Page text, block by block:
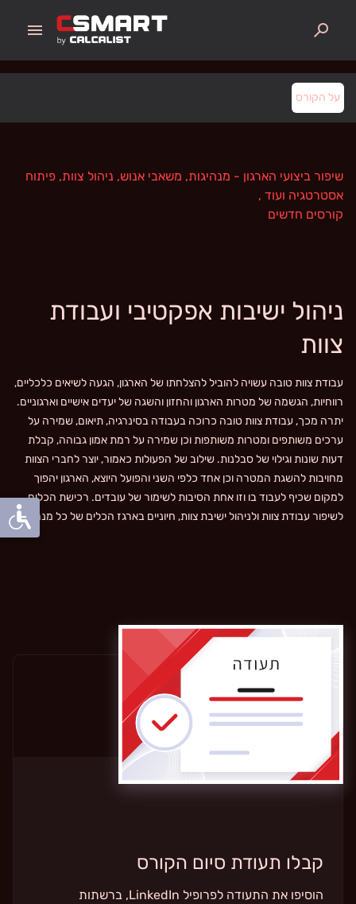
menu search
על הקורס
שיפור ביצועי הארגון - מנהיגות, משאבי אנוש, ניהול צוות, פיתוח
אסטרטגיה ועוד ,
קורסים חדשים
ניהול ישיבות אפקטיבי ועבודת
צוות
עבודת צוות טובה עשויה להוביל להצלחתו של הארגון, הגעה לשיאים כלכליים,
רווחיות, הגשמה של מטרות הארגון והחזון והשגה של יעדים אישיים וארגוניים.
יתרה מכך, עבודת צוות טובה כרוכה בעבודה בסינרגיה, תיאום, שמירה על
ערכים משותפים ומטרות משותפות וכן שמירה על רמת אמון גבוהה, קבלת
דעות שונות וגילוי של סבלנות. שילוב של הפעולות כאמור, יוצר לחברי הצוות
מחויבות להשגת המטרה וכן אחד כלפי השני והפועל היוצא, הארגון יהפוך
למקום שכיף לעבוד בו וזו אחת הסיבות לשימור של עובדים. רכישת הכלים
לשיפור עבודת צוות ולניהול ישיבת צוות, חיוניים בארגז הכלים של כל מנהל.
קבלו תעודת סיום הקורס
הוסיפו את התעודה לפרופיל LinkedIn, ברשתות